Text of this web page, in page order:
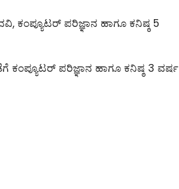
ಕಂಪ್ಯೂಟರ್ ಪರಿಜ್ಞಾನ ಹಾಗೂ ಕನಿಷ್ಠ 5
ಕಂಪ್ಯೂಟರ್ ಪರಿಜ್ಞಾನ ಹಾಗೂ ಕನಿಷ್ಠ 3 ವರ್ಷ